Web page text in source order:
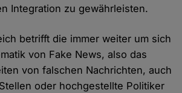
Integration zu gewährleisten.
betrifft die immer weiter um sich
von Fake News, also das
von falschen Nachrichten, auch
oder hochgestellte Politiker